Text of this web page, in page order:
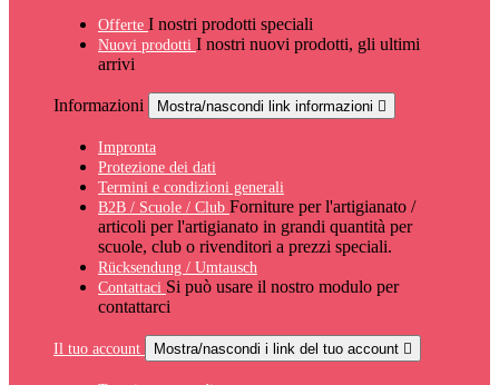
Offerte I nostri prodotti speciali
Nuovi prodotti I nostri nuovi prodotti, gli ultimi
arrivi
Informazioni Mostra/nascondi link informazioni 
Impronta
Protezione dei dati
Termini e condizioni generali
B2B / Scuole / Club Forniture per l'artigianato /
articoli per l'artigianato in grandi quantità per
scuole, club o rivenditori a prezzi speciali.
Rücksendung / Umtausch
Contattaci Si può usare il nostro modulo per
contattarci
Il tuo account Mostra/nascondi i link del tuo account 